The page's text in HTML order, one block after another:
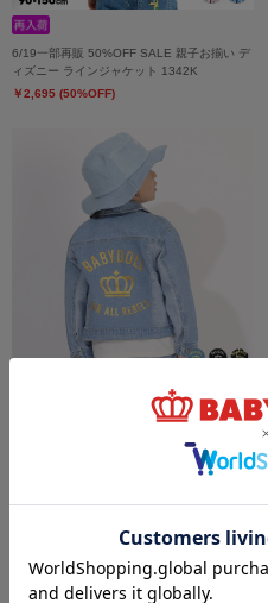
6/19一部再販 50%OFF SALE 親子お揃い デ
ィズニー ラインジャケット 1342K
￥2,695 (50%OFF)
6/19一部再販 50%OFF SALE コンビネーシ